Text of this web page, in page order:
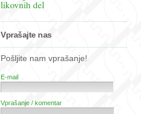
likovnih del
Vprašajte nas
Pošljite nam vprašanje!
E-mail
Vprašanje / komentar